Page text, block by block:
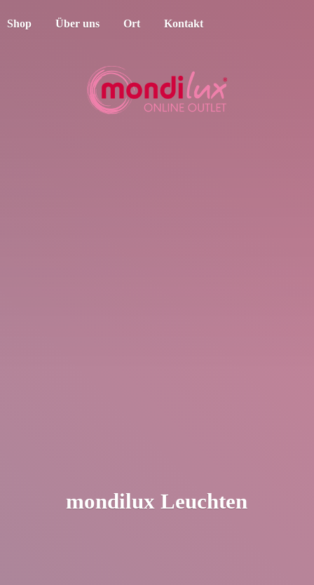
Shop Über uns Ort Kontakt
mondilux Leuchten